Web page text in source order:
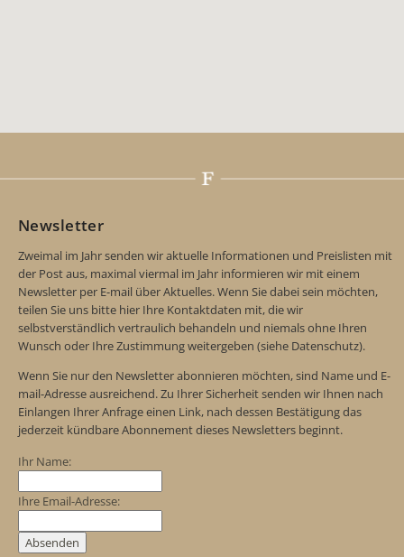
Newsletter
Zweimal im Jahr senden wir aktuelle Informationen und Preislisten mit
der Post aus, maximal viermal im Jahr informieren wir mit einem
Newsletter per E-mail über Aktuelles. Wenn Sie dabei sein möchten,
teilen Sie uns bitte hier Ihre Kontaktdaten mit, die wir
selbstverständlich vertraulich behandeln und niemals ohne Ihren
Wunsch oder Ihre Zustimmung weitergeben (siehe Datenschutz).
Wenn Sie nur den Newsletter abonnieren möchten, sind Name und E-
mail-Adresse ausreichend. Zu Ihrer Sicherheit senden wir Ihnen nach
Einlangen Ihrer Anfrage einen Link, nach dessen Bestätigung das
jederzeit kündbare Abonnement dieses Newsletters beginnt.
Ihr Name:
Ihre Email-Adresse: